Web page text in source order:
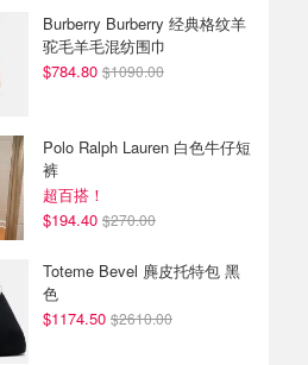
Burberry Burberry 经典格纹羊
驼毛羊毛混纺围巾
$784.80 $1090.00
Polo Ralph Lauren 白色牛仔短
裤
超百搭！
$194.40 $270.00
Toteme Bevel 麂皮托特包 黑
色
$1174.50 $2610.00